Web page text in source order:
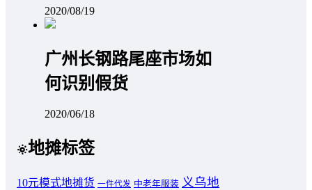
2020/08/19
广州长钢路尾座市场如
何识别假货
2020/06/18
地摊标签
10元模式地摊货 一件代发 中老年服装 义乌地